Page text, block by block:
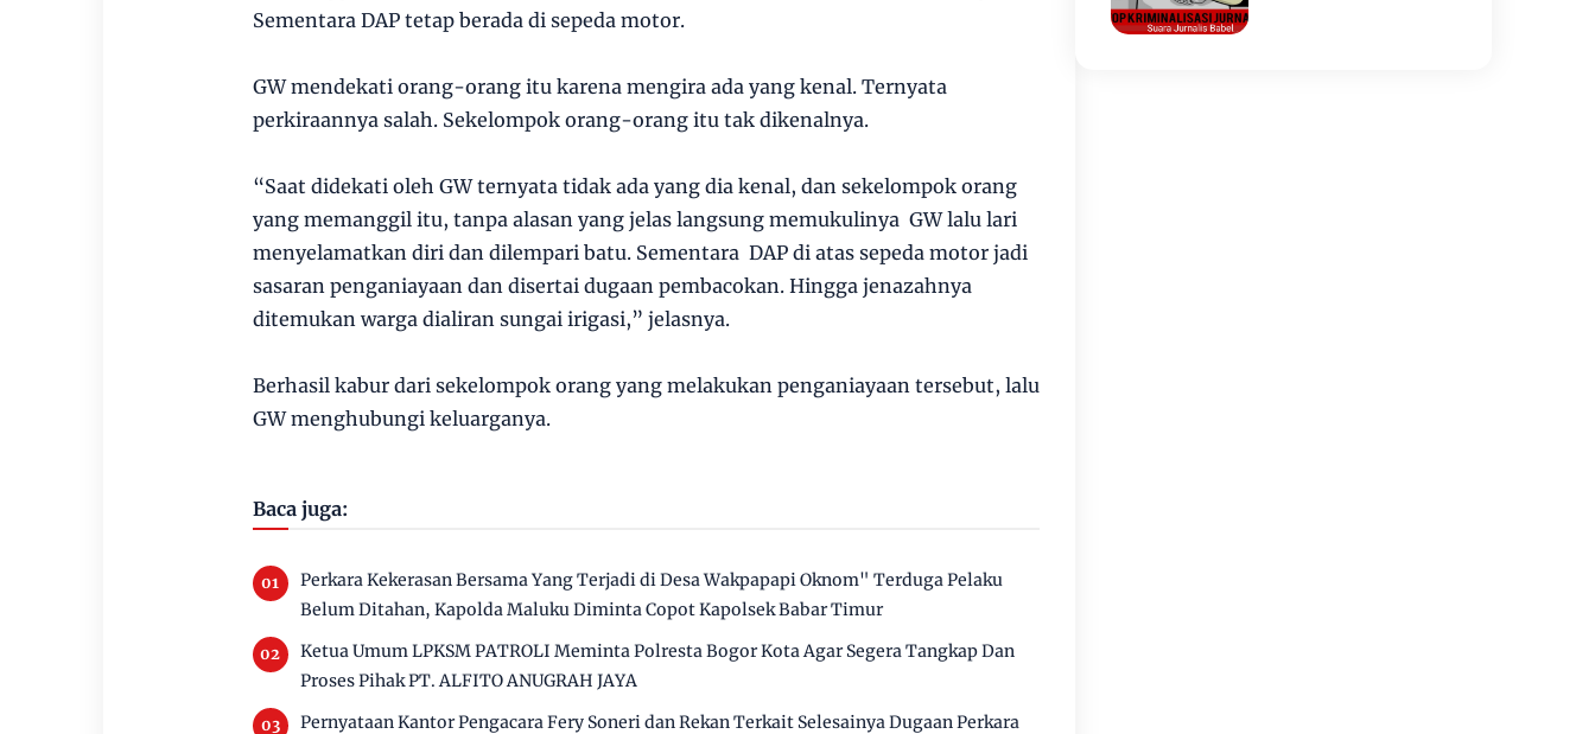
Sementara DAP tetap berada di sepeda motor.
GW mendekati orang-orang itu karena mengira ada yang kenal. Ternyata
perkiraannya salah. Sekelompok orang-orang itu tak dikenalnya.
“Saat didekati oleh GW ternyata tidak ada yang dia kenal, dan sekelompok orang
yang memanggil itu, tanpa alasan yang jelas langsung memukulinya GW lalu lari
menyelamatkan diri dan dilempari batu. Sementara DAP di atas sepeda motor jadi
sasaran penganiayaan dan disertai dugaan pembacokan. Hingga jenazahnya
ditemukan warga dialiran sungai irigasi,” jelasnya.
Berhasil kabur dari sekelompok orang yang melakukan penganiayaan tersebut, lalu
GW menghubungi keluarganya.
Baca juga:
Perkara Kekerasan Bersama Yang Terjadi di Desa Wakpapapi Oknom" Terduga Pelaku
Belum Ditahan, Kapolda Maluku Diminta Copot Kapolsek Babar Timur
Ketua Umum LPKSM PATROLI Meminta Polresta Bogor Kota Agar Segera Tangkap Dan
Proses Pihak PT. ALFITO ANUGRAH JAYA
Pernyataan Kantor Pengacara Fery Soneri dan Rekan Terkait Selesainya Dugaan Perkara